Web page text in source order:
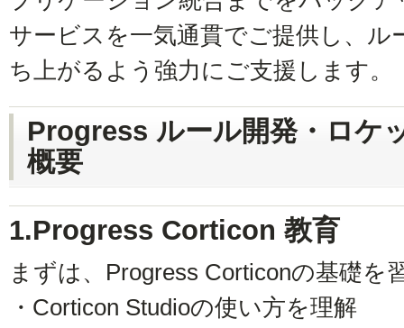
サービスを一気通貫でご提供し、ル
ち上がるよう強力にご支援します。
Progress ルール開発・ロ
概要
1.Progress Corticon 教育
まずは、Progress Corticonの基礎を
・Corticon Studioの使い方を理解